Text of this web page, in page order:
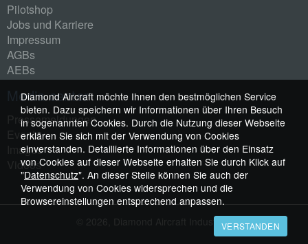
Diamond Aircraft möchte Ihnen den bestmöglichen Service
bieten. Dazu speichern wir Informationen über Ihren Besuch
in sogenannten Cookies. Durch die Nutzung dieser Webseite
erklären Sie sich mit der Verwendung von Cookies
einverstanden. Detaillierte Informationen über den Einsatz
von Cookies auf dieser Webseite erhalten Sie durch Klick auf
"Datenschutz". An dieser Stelle können Sie auch der
Verwendung von Cookies widersprechen und die
Browsereinstellungen entsprechend anpassen.
VERSTANDEN
Pilotshop
Jobs und Karriere
Impressum
AGBs
AEBs
Media center
Pressemeldungen
Events
Images
Videos
© 2026, Diamond Aircraft Industries